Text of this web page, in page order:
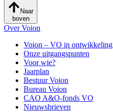
Naar
boven
Over Voion
Voion – VO in ontwikkeling
Onze uitgangspunten
Voor wie?
Jaarplan
Bestuur Voion
Bureau Voion
CAO A&O-fonds VO
Nieuwsbrieven